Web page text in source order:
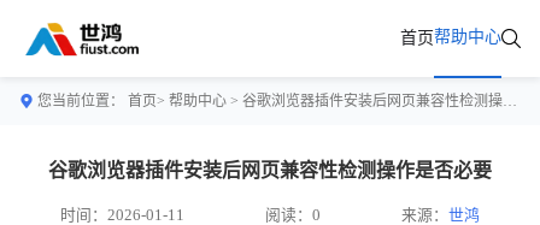
首页帮助中心
您当前位置： 首页> 帮助中心 > 谷歌浏览器插件安装后网页兼容性检测操作是否必要
谷歌浏览器插件安装后网页兼容性检测操作是否必要
时间：2026-01-11 阅读：0 来源：世鸿